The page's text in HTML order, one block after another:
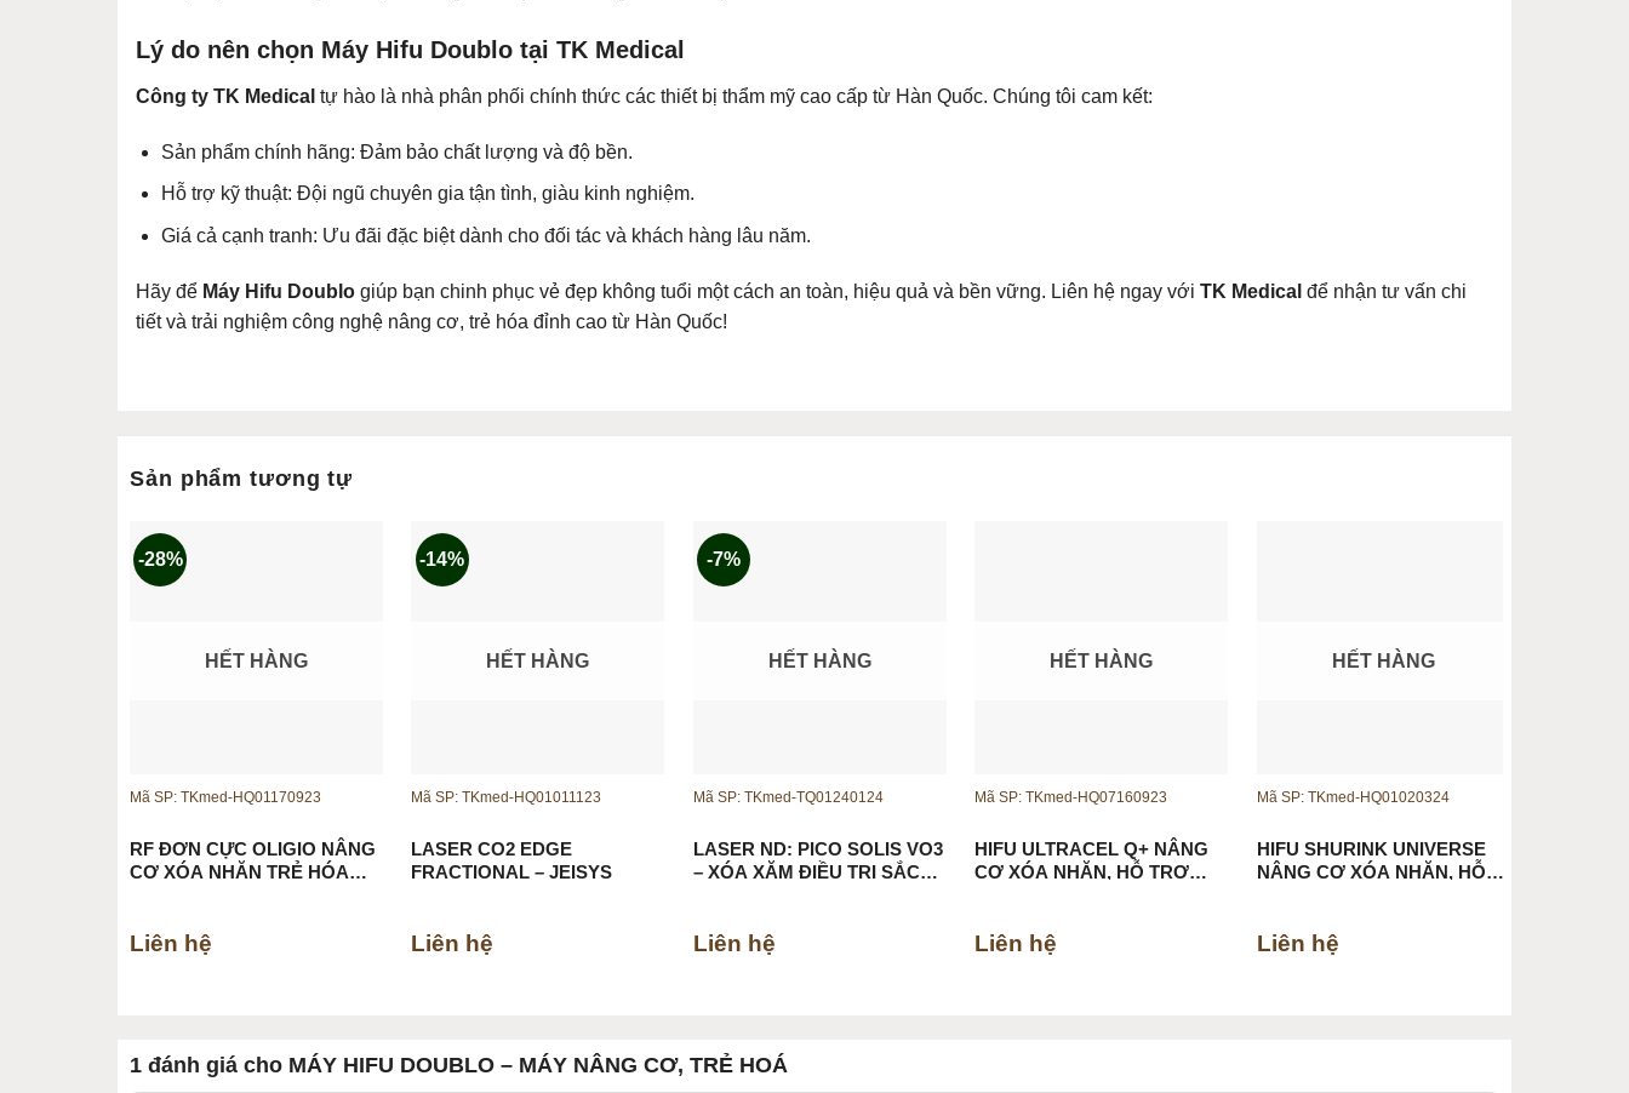
Lý do nên chọn Máy Hifu Doublo tại TK Medical
Công ty TK Medical tự hào là nhà phân phối chính thức các thiết bị thẩm mỹ cao cấp từ Hàn Quốc. Chúng tôi cam kết:
Sản phẩm chính hãng: Đảm bảo chất lượng và độ bền.
Hỗ trợ kỹ thuật: Đội ngũ chuyên gia tận tình, giàu kinh nghiệm.
Giá cả cạnh tranh: Ưu đãi đặc biệt dành cho đối tác và khách hàng lâu năm.
Hãy để Máy Hifu Doublo giúp bạn chinh phục vẻ đẹp không tuổi một cách an toàn, hiệu quả và bền vững. Liên hệ ngay với TK Medical để nhận tư vấn chi
tiết và trải nghiệm công nghệ nâng cơ, trẻ hóa đỉnh cao từ Hàn Quốc!
Sản phẩm tương tự
-28%
HẾT HÀNG
Mã SP: TKmed-HQ01170923
RF ĐƠN CỰC OLIGIO NÂNG
CƠ XÓA NHĂN TRẺ HÓA
Liên hệ
-14%
HẾT HÀNG
Mã SP: TKmed-HQ01011123
LASER CO2 EDGE
FRACTIONAL – JEISYS
Liên hệ
-7%
HẾT HÀNG
Mã SP: TKmed-TQ01240124
LASER ND: PICO SOLIS VO3
– XÓA XĂM ĐIỀU TRỊ SẮC
Liên hệ
HẾT HÀNG
Mã SP: TKmed-HQ07160923
HIFU ULTRACEL Q+ NÂNG
CƠ XÓA NHĂN, HỖ TRỢ
Liên hệ
HẾT HÀNG
Mã SP: TKmed-HQ01020324
HIFU SHURINK UNIVERSE
NÂNG CƠ XÓA NHĂN, HỖ
Liên hệ
1 đánh giá cho MÁY HIFU DOUBLO – MÁY NÂNG CƠ, TRẺ HOÁ